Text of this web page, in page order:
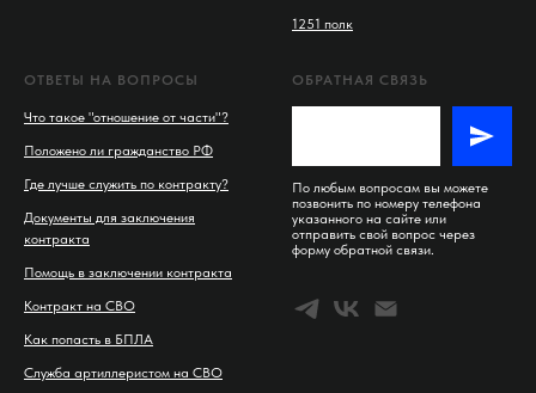
1251 полк
ОТВЕТЫ НА ВОПРОСЫ
Что такое "отношение от части"?
Положено ли гражданство РФ
Где лучше служить по контракту?
Документы для заключения
контракта
Помощь в заключении контракта
Контракт на СВО
Как попасть в БПЛА
Служба артиллеристом на СВО
ОБРАТНАЯ СВЯЗЬ
По любым вопросам вы можете
позвонить по номеру телефона
указанного на сайте или
отправить свой вопрос через
форму обратной связи.